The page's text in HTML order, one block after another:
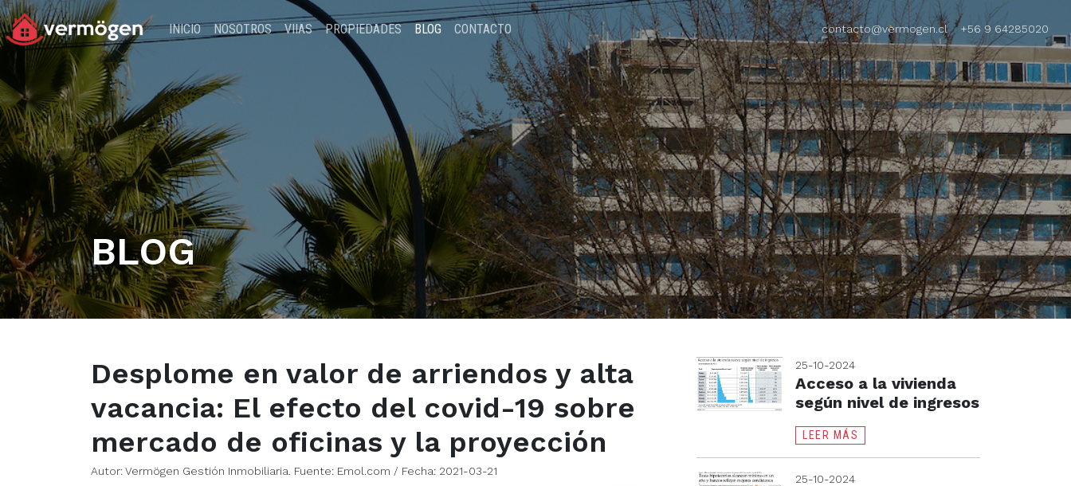
INICIO NOSOTROS VIIAS PROPIEDADES BLOG CONTACTO contacto@vermogen.cl +56 9 64285020
BLOG
Desplome en valor de arriendos y alta
vacancia: El efecto del covid-19 sobre
mercado de oficinas y la proyección
Autor: Vermögen Gestión Inmobiliaria. Fuente: Emol.com / Fecha: 2021-03-21
25-10-2024
Acceso a la vivienda
según nivel de ingresos
LEER MÁS
25-10-2024